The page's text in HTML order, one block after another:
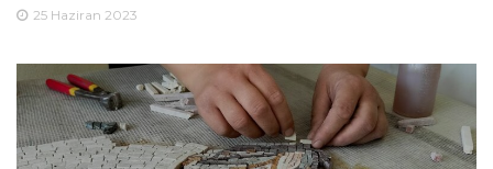
25 Haziran 2023